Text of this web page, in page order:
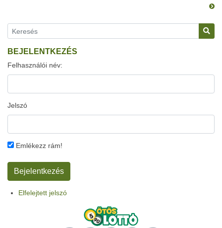
BEJELENTKEZÉS
Felhasználói név:
Jelszó
Emlékezz rám!
Elfelejtett jelszó